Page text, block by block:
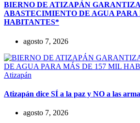
BIERNO DE ATIZAPÁN
ABASTECIMIENTO DE AGUA PARA
HABITANTES*
agosto 7, 2026
Atizapán
Atizapán dice SÍ a la paz y NO a las
agosto 7, 2026